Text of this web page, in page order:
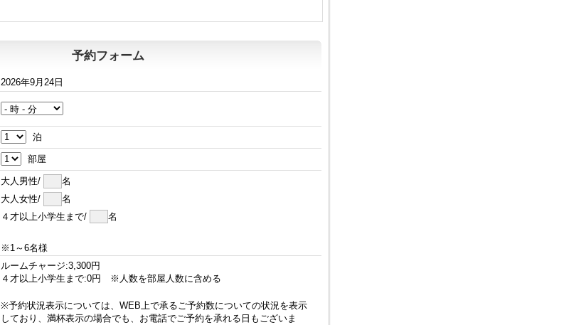
予約フォーム
2026年9月24日
泊
部屋
大人男性/
名
大人女性/
名
４才以上小学生まで/
名
※1～6名様
ルームチャージ:3,300円
４才以上小学生まで:0円 ※人数を部屋人数に含める
※予約状況表示については、WEB上で承るご予約数についての状況を表示
しており、満杯表示の場合でも、お電話でご予約を承れる日もございま